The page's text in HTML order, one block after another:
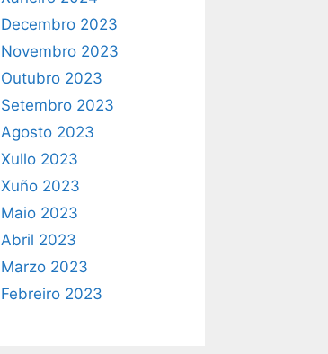
Decembro 2023
Novembro 2023
Outubro 2023
Setembro 2023
Agosto 2023
Xullo 2023
Xuño 2023
Maio 2023
Abril 2023
Marzo 2023
Febreiro 2023